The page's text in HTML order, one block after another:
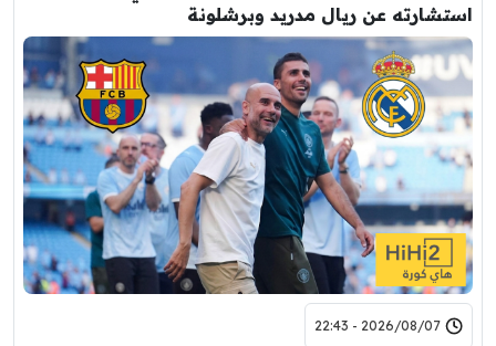
استشارته عن ريال مدريد وبرشلونة
2026/08/07 - 22:43